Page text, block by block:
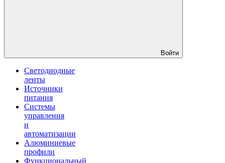
Войти
Светодиодные
ленты
Источники
питания
Системы
управления
и
автоматизации
Алюминиевые
профили
Функциональный